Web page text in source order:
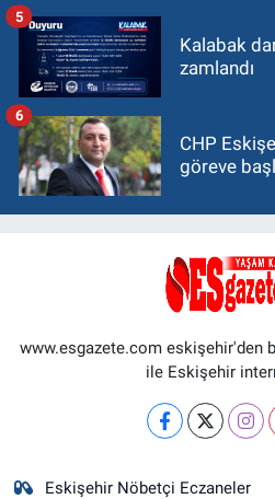
Kalabak
zamlandı
5
CHP
göreve
6
www.esgazete.com eskişehir'den
ile Eskişehir
Eskişehir Nöbetçi Eczaneler